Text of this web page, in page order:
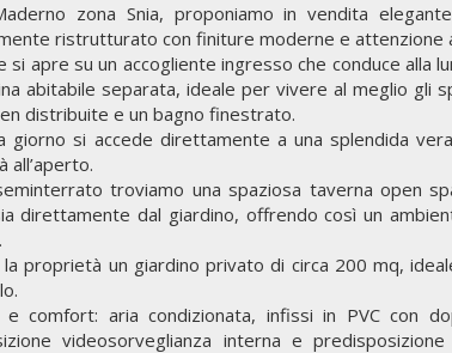
zona Snia, proponiamo in vendita
ristrutturato con finiture moderne e attenzione
si apre su un accogliente ingresso che conduce
abitabile separata, ideale per vivere al meglio gli
distribuite e un bagno finestrato.
giorno si accede direttamente a una splendida
all’aperto.
troviamo una spaziosa taverna open
direttamente dal giardino, offrendo così un
la proprietà un giardino privato di circa 200 mq,
e comfort: aria condizionata, infissi in PVC con
videosorveglianza interna e